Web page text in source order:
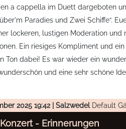
a cappella im Duett dargeboten
Paradies und Zwei Schiffe“.
lockeren, lustigen Moderation
Ein riesiges Kompliment und
Ton dabei! Es war wieder ein
und eine sehr schöne
2025 19:42 | Salzwedel Default
- Erinnerungen